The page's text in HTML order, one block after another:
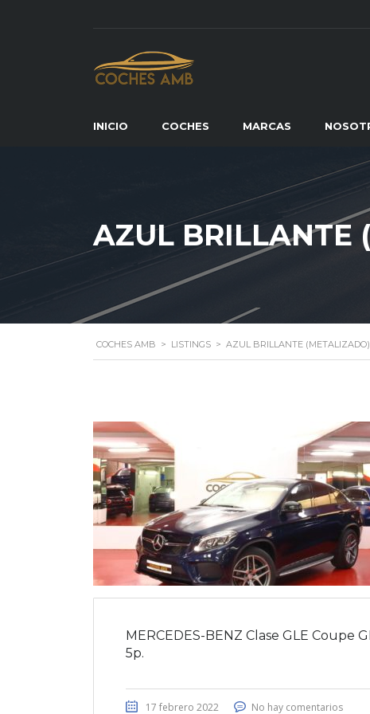
INICIO COCHES MARCAS
AZUL BRILLANTE
COCHES AMB > LISTINGS > AZUL BRILLANTE (METALIZADO)
MERCEDES-BENZ Clase GLE Coupe
5p.
17 febrero 2022 No hay comentarios